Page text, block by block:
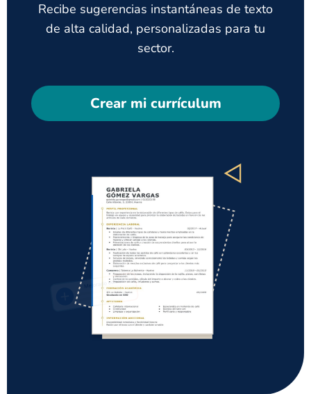
Recibe sugerencias instantáneas de texto
de alta calidad, personalizadas para tu
sector.
Crear mi currículum